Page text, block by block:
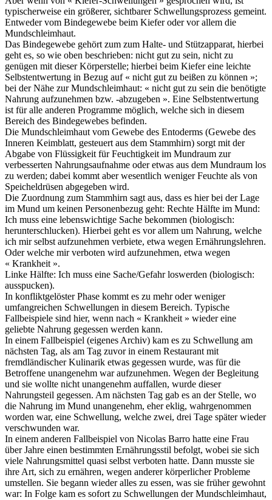
typischerweise ein größerer, sichtbarer Schwellungsprozess gemeint.
Entweder vom Bindegewebe beim Kiefer oder vor allem die
Mundschleimhaut.
Das Bindegewebe gehört zum zum Halte- und Stützapparat, hierbei
geht es, so wie oben beschrieben: nicht gut zu sein, nicht zu
genügen mit dieser Körperstelle; hierbei beim Kiefer eine leichte
Selbstentwertung in Bezug auf « nicht gut zu beißen zu können »;
bei der Nähe zur Mundschleimhaut: « nicht gut zu sein die benötigte
Nahrung aufzunehmen bzw. -abzugeben ». Eine Selbstentwertung
ist für alle anderen Programme möglich, welche sich in diesem
Bereich des Bindegewebes befinden.
Die Mundschleimhaut vom Gewebe des Entoderms (Gewebe des
Inneren Keimblatt, gesteuert aus dem Stammhirn) sorgt mit der
Abgabe von Flüssigkeit für Feuchtigkeit im Mundraum zur
verbesserten Nahrungsaufnahme oder etwas aus dem Mundraum los
zu werden; dabei kommt aber wesentlich weniger Feuchte als von
Speicheldrüsen abgegeben wird.
Die Zuordnung zum Stammhirn sagt aus, dass es hier bei der Lage
im Mund um keinen Personenbezug geht: Rechte Hälfte im Mund:
Ich muss eine lebenswichtige Sache bekommen (biologisch:
herunterschlucken). Hierbei geht es vor allem um Nahrung, welche
ich mir selbst aufzunehmen verbiete, etwa wegen Ernährungslehren.
Oder welche mir verboten wird aufzunehmen, etwa wegen
« Krankheit ».
Linke Hälfte: Ich muss eine Sache/Gefahr loswerden (biologisch:
ausspucken).
In konfliktgelöster Phase kommt es zu mehr oder weniger
umfangreichen Schwellungen in diesem Bereich. Typische
Fallbeispiele sind hier, wenn nach « Krankheit » wieder eine
geliebte Nahrung gegessen werden kann.
In einem Fallbeispiel (eigenes Archiv) kam es zu Schwellung am
nächsten Tag, als am Tag zuvor in einem Restaurant mit
fremdländischer Kulinarik etwas gegessen wurde, was für die
Betroffene unangenehm war aufzunehmen. Wegen der Begleitung
und sie wollte nicht unangenehm auffallen, wurde dieser
Nahrungsteil gegessen. Am nächsten Tag gab es an der Stelle, wo
die Nahrung im Mund unangenehm, eher eklig, wahrgenommen
worden war, eine Schwellung, welche zwei, drei Tage später wieder
verschwunden war.
In einem anderen Fallbeispiel von Nicolas Barro hatte eine Frau
über Jahre einen bestimmten Ernährungsstil befolgt, wobei sie sich
viele Nahrungsmittel quasi selbst verboten hatte. Dann musste sie
ihre Art, sich zu ernähren, wegen anderer körperlicher Probleme
umstellen. Sie begann wieder alles zu essen, was sie früher gewohnt
war: In Folge kam es sofort zu Schwellungen der Mundschleimhaut,